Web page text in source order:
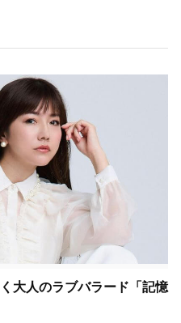
大人のラブバラード「記憶